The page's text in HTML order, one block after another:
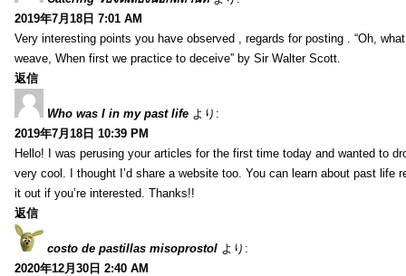
2019年7月18日 7:01 AM
Very interesting points you have observed , regards for posting . “Oh,
weave, When first we practice to deceive” by Sir Walter Scott.
返信
Who was I in my past life より:
2019年7月18日 10:39 PM
Hello! I was perusing your articles for the first time today and wanted to
very cool. I thought I’d share a website too. You can learn about past life
it out if you’re interested. Thanks!!
返信
costo de pastillas misoprostol より:
2020年12月30日 2:40 AM